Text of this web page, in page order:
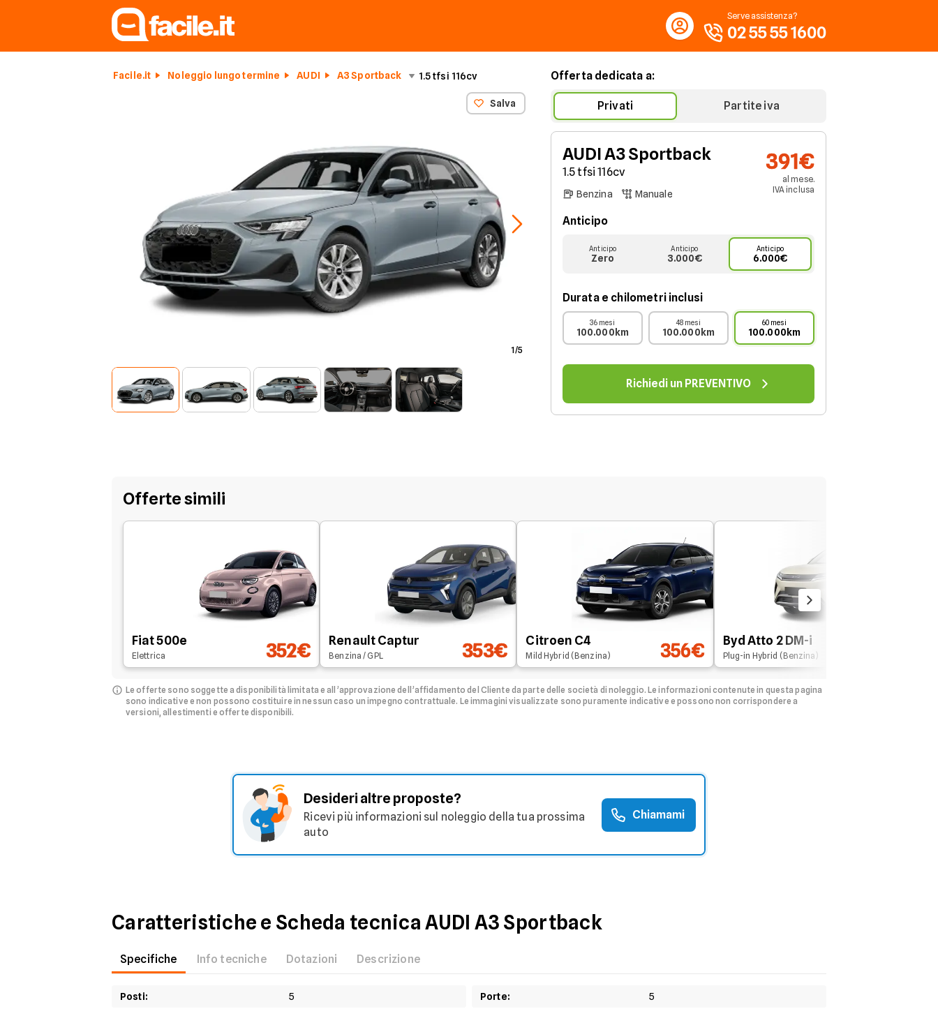
Serve assistenza?
02 55 55 1600
Facile.it Noleggio lungo termine AUDI A3 Sportback 1.5 tfsi 116cv
Salva
1/5
Offerta dedicata a:
Privati Partite iva
AUDIA3 Sportback
1.5 tfsi 116cv
Benzina Manuale
391€
al mese.
IVA inclusa
Anticipo
Anticipo
Zero
Anticipo
3.000€
Anticipo
6.000€
Durata e chilometri inclusi
36 mesi
100.000km
48 mesi
100.000km
60 mesi
100.000km
Richiedi un PREVENTIVO
Offerte simili
Fiat 500e
Elettrica 352€ Renault Captur
Benzina / GPL 353€ Citroen C4
Mild Hybrid (Benzina) 356€ Byd Atto 2 DM-i
Plug-in Hybrid (Benzina)
Le offerte sono soggette a disponibilità limitata e all’approvazione dell’affidamento del Cliente da parte delle società di noleggio. Le informazioni contenute in questa pagina
sono indicative e non possono costituire in nessun caso un impegno contrattuale. Le immagini visualizzate sono puramente indicative e possono non corrispondere a
versioni, allestimenti e offerte disponibili.
Desideri altre proposte?
Ricevi più informazioni sul noleggio della tua prossima
auto
Chiamami
Caratteristiche e Scheda tecnicaAUDI A3 Sportback
Specifiche Info tecniche Dotazioni Descrizione
Posti:
5
Porte:
5